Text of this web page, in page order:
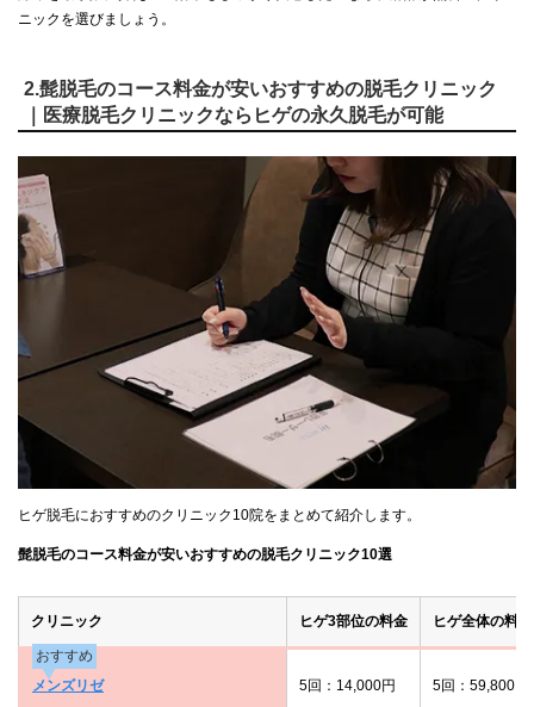
ニックを選びましょう。
2.髭脱毛のコース料金が安いおすすめの脱毛クリニック
｜医療脱毛クリニックならヒゲの永久脱毛が可能
ヒゲ脱毛におすすめのクリニック10院をまとめて紹介します。
髭脱毛のコース料金が安いおすすめの脱毛クリニック10選
クリニック ヒゲ3部位の料金 ヒゲ全体の料金
おすすめ
メンズリゼ
5回：14,000円 5回：59,800円